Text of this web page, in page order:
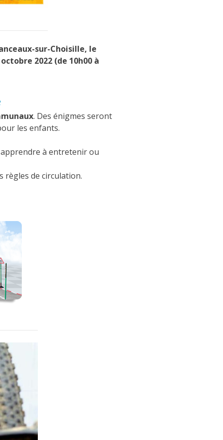
sur-Choisille, le
2022 (de 10h00 à
. Des énigmes seront
les enfants.
apprendre à entretenir ou
règles de circulation.